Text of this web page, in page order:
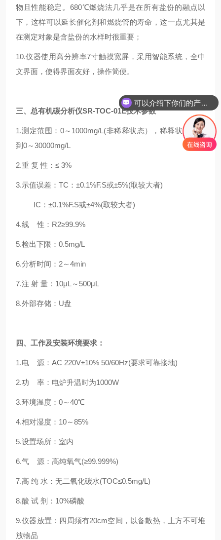
物且性能稳定。680℃燃烧法几乎是在所有盐份的融点以
下，这样可以延长催化剂和燃烧管的寿命，这一点尤其是
在测定对象是含盐份的水样时很重要；
10.仪器使用高分辨率7寸触摸宽屏，采用智能系统，全中
文界面，使得界面友好，操作简便。
三、 总有机碳分析仪SR-TOC-01E技术参数
1.测定范围：0～1000mg/L(非稀释状态），稀释状态可达
到0～30000mg/L
2.重 复 性：≤ 3%
3.示值误差：TC：±0.1%F.S或±5%(取较大者)
IC：±0.1%F.S或±4%(取较大者)
4.线 性：R2≥99.9%
5.检出下限：0.5mg/L
6.分析时间：2～4min
7.注 射 量：10μL～500μL
8.外部存储：U盘
四、工作及安装环境要求：
1.电 源：AC 220V±10% 50/60Hz(要求可靠接地)
2.功 率：电炉升温时为1000W
3.环境温度：0～40℃
4.相对湿度：10～85%
5.设置场所：室内
6.气 源：高纯氧气(≥99.999%)
7.高 纯 水：无二氧化碳水(TOC≤0.5mg/L)
8.酸 试 剂：10%磷酸
9.仪器放置：四周须有20cm空间，以备散热，上方不可堆
放物品
可以介绍下你们的产品么